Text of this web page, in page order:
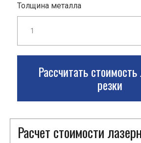
Толщина металла
Рассчитать
резки
Расчет стоимости